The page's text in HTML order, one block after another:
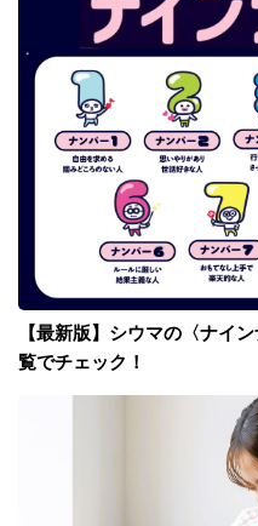
【最新版】シウマの〈ナイ
覧でチェック！